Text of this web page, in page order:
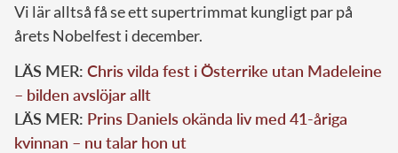
Vi lär alltså få se ett supertrimmat kungligt par på
årets Nobelfest i december.
LÄS MER: Chris vilda fest i Österrike utan Madeleine
– bilden avslöjar allt
LÄS MER: Prins Daniels okända liv med 41-åriga
kvinnan – nu talar hon ut